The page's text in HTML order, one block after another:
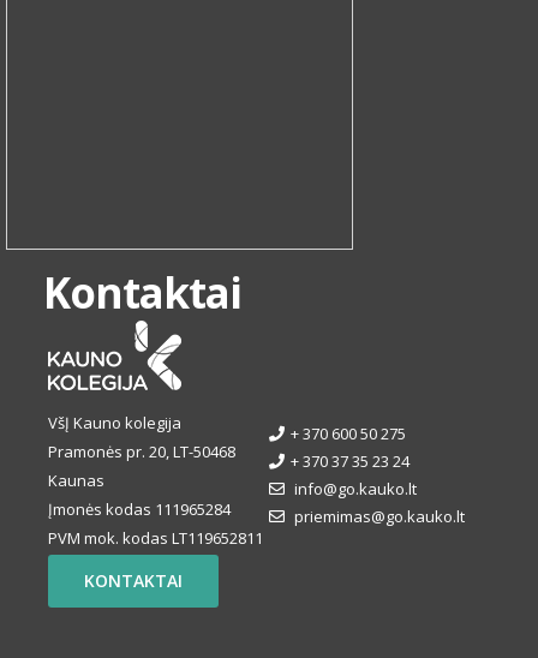
Kontaktai
VšĮ Kauno kolegija
Pramonės pr. 20, LT-50468
Kaunas
Įmonės kodas 111965284
PVM mok. kodas LT119652811
+ 370 600 50 275
+ 370 37 35 23 24
info@go.kauko.lt
priemimas@go.kauko.lt
KONTAKTAI